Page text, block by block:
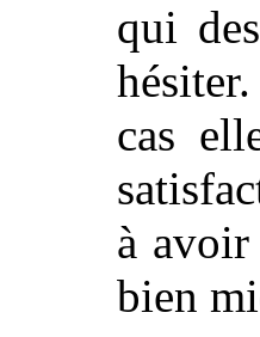
qui
cas
à avoir
bien